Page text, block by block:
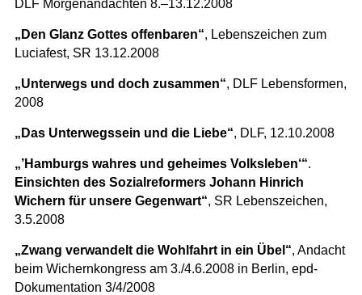
DLF Morgenandachten 8.–13.12.2008
„Den Glanz Gottes offenbaren“, Lebenszeichen zum
Luciafest, SR 13.12.2008
„Unterwegs und doch zusammen“, DLF Lebensformen,
2008
„Das Unterwegssein und die Liebe“, DLF, 12.10.2008
„’Hamburgs wahres und geheimes Volksleben‘“.
Einsichten des Sozialreformers Johann Hinrich
Wichern für unsere Gegenwart“, SR Lebenszeichen,
3.5.2008
„Zwang verwandelt die Wohlfahrt in ein Übel“, Andacht
beim Wichernkongress am 3./4.6.2008 in Berlin, epd-
Dokumentation 3/4/2008